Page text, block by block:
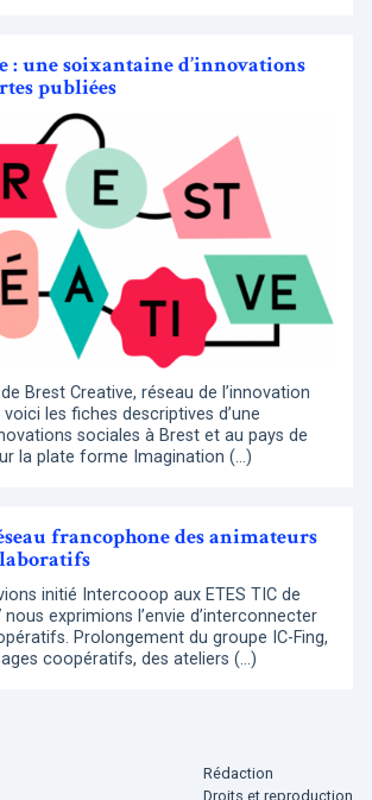
: une soixantaine d’innovations
publiées
Brest Creative, réseau de l’innovation
les fiches descriptives d’une
sociales à Brest et au pays de
la plate forme Imagination (…)
francophone des animateurs
initié Intercooop aux ETES TIC de
nous exprimions l’envie d’interconnecter
Prolongement du groupe IC-Fing,
coopératifs, des ateliers (…)
Rédaction
Droits et reproduction